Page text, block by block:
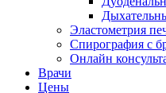
Эластометрия
Спирография с
Онлайн
Врачи
Цены